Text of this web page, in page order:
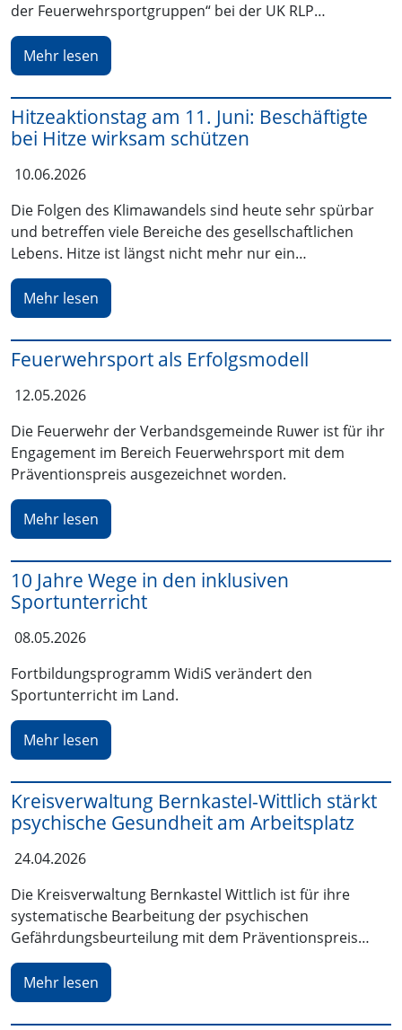
der Feuerwehrsportgruppen“ bei der UK RLP…
Mehr lesen
Hitzeaktionstag am 11. Juni: Beschäftigte
bei Hitze wirksam schützen
10.06.2026
Die Folgen des Klimawandels sind heute sehr spürbar
und betreffen viele Bereiche des gesellschaftlichen
Lebens. Hitze ist längst nicht mehr nur ein…
Mehr lesen
Feuerwehrsport als Erfolgsmodell
12.05.2026
Die Feuerwehr der Verbandsgemeinde Ruwer ist für ihr
Engagement im Bereich Feuerwehrsport mit dem
Präventionspreis ausgezeichnet worden.
Mehr lesen
10 Jahre Wege in den inklusiven
Sportunterricht
08.05.2026
Fortbildungsprogramm WidiS verändert den
Sportunterricht im Land.
Mehr lesen
Kreisverwaltung Bernkastel-Wittlich stärkt
psychische Gesundheit am Arbeitsplatz
24.04.2026
Die Kreisverwaltung Bernkastel Wittlich ist für ihre
systematische Bearbeitung der psychischen
Gefährdungsbeurteilung mit dem Präventionspreis…
Mehr lesen